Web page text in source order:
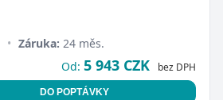
• Záruka: 24 měs.
Od: 5 943 CZK bez DPH
DO POPTÁVKY